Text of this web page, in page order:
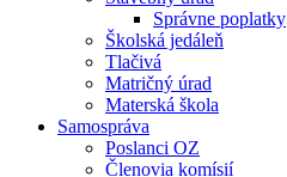
Správne poplatky
Školská jedáleň
Tlačivá
Matričný úrad
Materská škola
Samospráva
Poslanci OZ
Členovia komísií